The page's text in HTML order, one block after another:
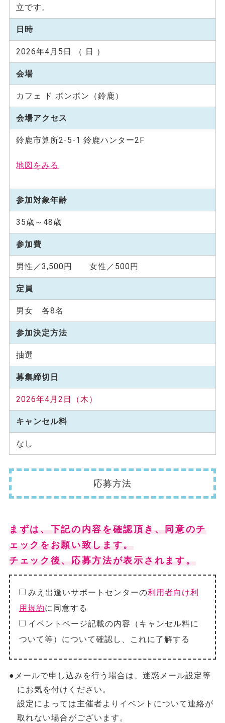
立です。
日時
2026年4月5日 （ 日 ）
会場
カフェ ド ボンボン（鈴鹿）
会場アクセス
鈴鹿市算所2-5-1 鈴鹿ハンター2F
地図をみる
参加対象年齢
35歳～48歳
参加費
男性／3,500円 女性／500円
定員
男女 各8名
参加決定方法
抽選
募集締切日
2026年4月2日（木）
キャンセル料
なし
応募方法
まずは、下記の内容を確認頂き、同意のチ
ェックをお願い致します。
チェック後、応募方法が表示されます。
みえ出逢いサポートセンターの利用者向け利
用規約に同意する
イベントページ記載の内容（キャンセル料に
ついて等）について確認し、これに了解する
●メールで申し込みを行う場合は、迷惑メール設定等
にお気を付けください。
設定によっては主催者よりイベントについて連絡が
取れない場合がございます。